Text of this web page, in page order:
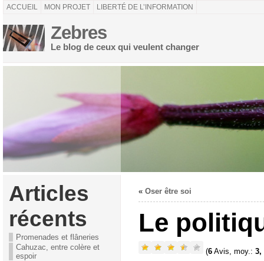
ACCUEIL MON PROJET LIBERTÉ DE L’INFORMATION
Zebres
Le blog de ceux qui veulent changer
Articles
récents
Promenades et flâneries
Cahuzac, entre colère et
espoir
« Oser être soi
Le
(6Avis, moy.: 3,